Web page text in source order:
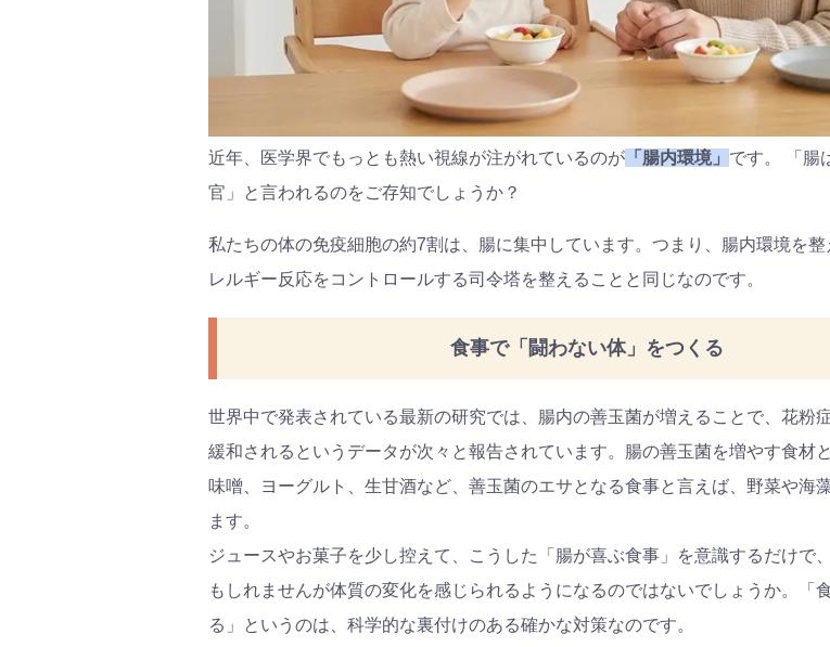
近年、医学界でもっとも熱い視線が注がれているのが 「腸内環境」 です。 「腸
官」と言われるのをご存知でしょうか？
私たちの体の免疫細胞の約7割は、腸に集中しています。つまり、腸内環境を
レルギー反応をコントロールする司令塔を整えることと同じなのです。
食事で「闘わない体」をつくる
世界中で発表されている最新の研究では、腸内の善玉菌が増えることで、花粉
緩和されるというデータが次々と報告されています。腸の善玉菌を増やす食材
味噌、ヨーグルト、生甘酒など、善玉菌のエサとなる食事と言えば、野菜や海
ます。
ジュースやお菓子を少し控えて、こうした「腸が喜ぶ食事」を意識するだけで
もしれませんが体質の変化を感じられるようになるのではないでしょうか。「
る」というのは、科学的な裏付けのある確かな対策なのです。